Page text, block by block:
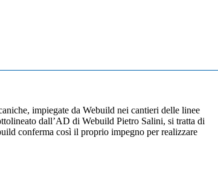
impiegate da Webuild nei cantieri delle linee
dall’AD di Webuild Pietro Salini, si tratta di
conferma così il proprio impegno per realizzare